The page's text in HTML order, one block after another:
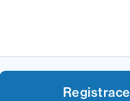
Registrace